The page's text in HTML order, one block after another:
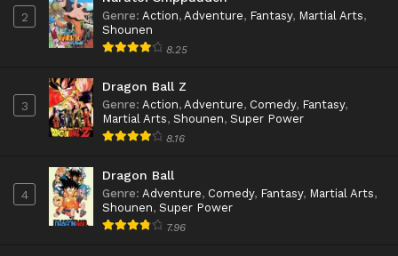
2 Genre: Action, Adventure, Fantasy, Martial Arts,
Shounen
8.25
3
Dragon Ball Z
Genre: Action, Adventure, Comedy, Fantasy,
Martial Arts, Shounen, Super Power
8.16
4
Dragon Ball
Genre: Adventure, Comedy, Fantasy, Martial Arts,
Shounen, Super Power
7.96